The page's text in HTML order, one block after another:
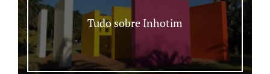
Tudo sobre Inhotim